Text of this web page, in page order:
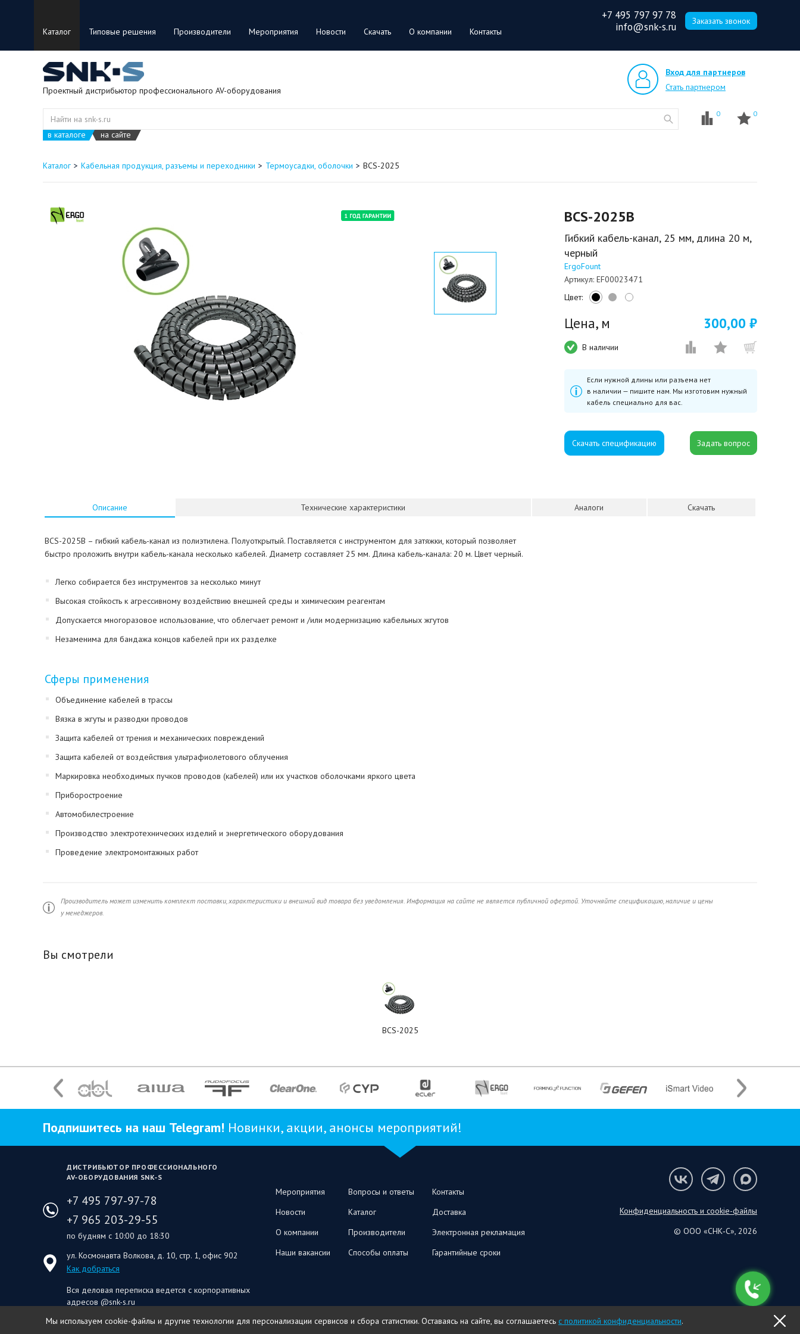
Каталог Типовые решения Производители Мероприятия Новости Скачать О компании Контакты
+7 495 797 97 78
info@snk-s.ru
Заказать звонок
Проектный дистрибьютор профессионального AV-оборудования
Вход для партнеров
Стать партнером
в каталоге на сайте
0 0
Каталог Кабельная продукция, разъемы и переходники Термоусадки, оболочки BCS-2025
BCS-2025B
Гибкий кабель-канал, 25 мм, длина 20 м,
черный
ErgoFount
Артикул: EF00023471
Цвет:
Цена, м 300,00 ₽
В наличии
Если нужной длины или разъема нет
в наличии — пишите нам. Мы изготовим нужный
кабель специально для вас.
Скачать спецификацию
Описание Технические характеристики Аналоги Скачать
BCS-2025B – гибкий кабель-канал из полиэтилена. Полуоткрытый. Поставляется с инструментом для затяжки, который позволяет
быстро проложить внутри кабель-канала несколько кабелей. Диаметр составляет 25 мм. Длина кабель-канала: 20 м. Цвет черный.
Легко собирается без инструментов за несколько минут
Высокая стойкость к агрессивному воздействию внешней среды и химическим реагентам
Допускается многоразовое использование, что облегчает ремонт и /или модернизацию кабельных жгутов
Незаменима для бандажа концов кабелей при их разделке
Сферы применения
Объединение кабелей в трассы
Вязка в жгуты и разводки проводов
Защита кабелей от трения и механических повреждений
Защита кабелей от воздействия ультрафиолетового облучения
Маркировка необходимых пучков проводов (кабелей) или их участков оболочками яркого цвета
Приборостроение
Автомобилестроение
Производство электротехнических изделий и энергетического оборудования
Проведение электромонтажных работ
Производитель может изменить комплект поставки, характеристики и внешний вид товара без уведомления. Информация на сайте не является публичной офертой. Уточняйте спецификацию, наличие и цены
у менеджеров.
Вы смотрели
BCS-2025
Подпишитесь на наш Telegram! Новинки, акции, анонсы мероприятий!
ДИСТРИБЬЮТОР ПРОФЕССИОНАЛЬНОГО
AV‑ОБОРУДОВАНИЯ SNK‑S
+7 495 797-97-78
+7 965 203-29-55
по будням с 10:00 до 18:30
ул. Космонавта Волкова, д. 10, стр. 1, офис 902
Как добраться
Вся деловая переписка ведется с корпоративных
адресов @snk-s.ru
Мероприятия
Новости
О компании
Наши вакансии
Вопросы и ответы
Каталог
Производители
Способы оплаты
Контакты
Доставка
Электронная рекламация
Гарантийные сроки
Конфиденциальность и cookie-файлы
© ООО «СНК‑С», 2026
Мы используем cookie-файлы и другие технологии для персонализации сервисов и сбора статистики. Оставаясь на сайте, вы соглашаетесь с политикой конфиденциальности.